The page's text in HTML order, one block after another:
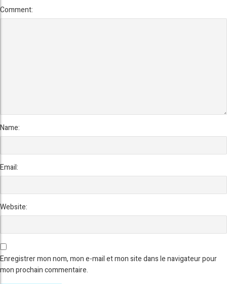
Comment:
Name:
Email:
Website:
Enregistrer mon nom, mon e-mail et mon site dans le navigateur pour
mon prochain commentaire.